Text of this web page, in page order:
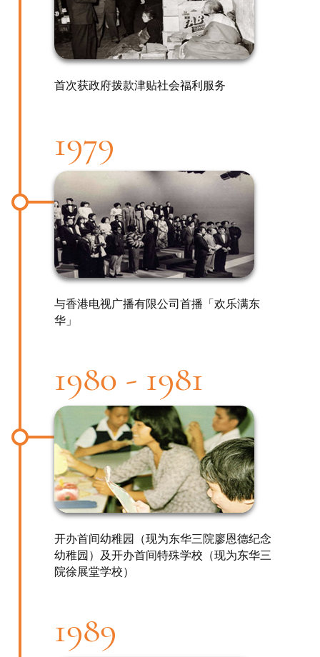
首次获政府拨款津贴社会福利服务
1979
与香港电视广播有限公司首播「欢乐满东
华」
1980 - 1981
开办首间幼稚园（现为东华三院廖恩德纪念
幼稚园）及开办首间特殊学校（现为东华三
院徐展堂学校）
1989